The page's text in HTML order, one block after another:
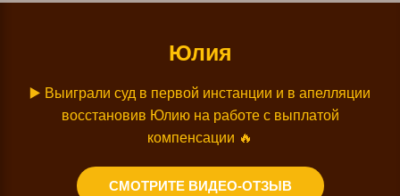
Юлия
▶️ Выиграли суд в первой инстанции и в апелляции
восстановив Юлию на работе с выплатой
компенсации 🔥
СМОТРИТЕ ВИДЕО-ОТЗЫВ